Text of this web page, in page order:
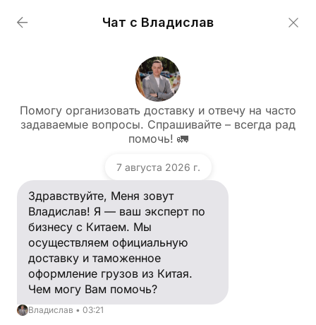
Задать вопрос
Здравствуйте, Меня зовут Владислав! Я — ваш
осуществляем официальную доставку и
таможенное оформление грузов из Китая. Чем
могу Вам помочь?
От чего зависит стоимость доставки груза из
Китая?
Как рассчитать стоимость доставки моего
груза?
Чат с Владислав
Помогу организовать доставку и отвечу на часто
задаваемые вопросы. Спрашивайте – всегда рад
помочь! 🚛
7 августа 2026 г.
Здравствуйте, Меня зовут
Владислав! Я — ваш эксперт по
бизнесу с Китаем. Мы
осуществляем официальную
доставку и таможенное
оформление грузов из Китая.
Чем могу Вам помочь?
Владислав • 03:21
От чего зависит стоимость доставки груза из
Как рассчитать стоимость доставки моего
груза?
Как я могу отследить свой груз?
Вы работаете с физ лицами? Вы доставляете
личные вещи (любые вещи личные или малые
партии) из Китая?
Вы оказываете неофициальную/черную/карго
доставку?
Сколько стоит доллар за килограмм?